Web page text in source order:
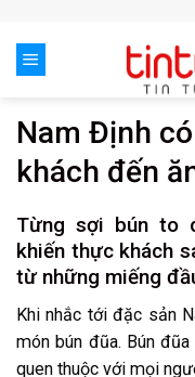
content
Nam Định
khách đến
Từng sợi bún to
khiến thực khách
từ những miếng
Khi nhắc tới đặc sản
món bún đũa. Bún
quen thuộc với mọi